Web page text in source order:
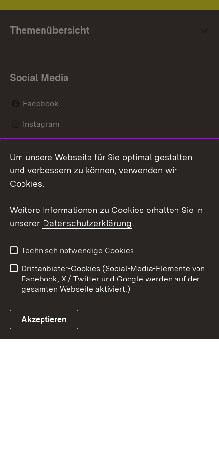
Themenübersicht
Social Media
Facebook
Instagram
Social Wall
Youtube
Link zum Landesportal
Kontakt
Datenschutz
Barrierefreiheit
Impressum Cookies
Um unsere Webseite für Sie optimal gestalten
und verbessern zu können, verwenden wir
Cookies.
Weitere Informationen zu Cookies erhalten Sie in
unserer Datenschutzerklärung.
Technisch notwendige Cookies
Drittanbieter-Cookies (Social-Media-Elemente von
Facebook, X / Twitter und Google werden auf der
gesamten Webseite aktiviert.)
Akzeptieren